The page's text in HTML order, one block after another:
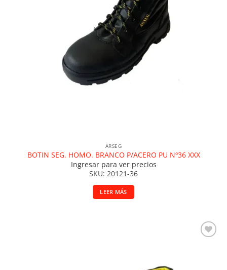
ARSEG
BOTIN SEG. HOMO. BRANCO P/ACERO PU Nº36 XXX
Ingresar para ver precios
SKU: 20121-36
LEER MÁS